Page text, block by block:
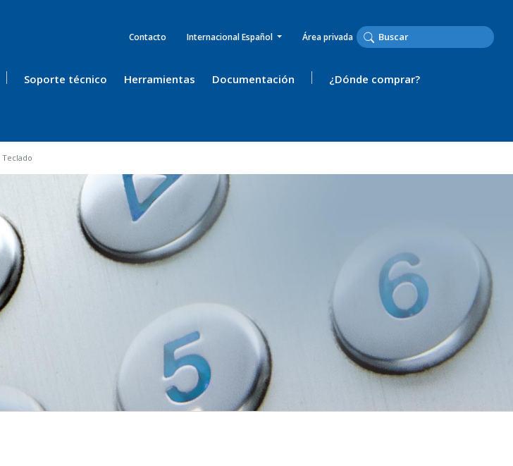
Contacto Internacional Español Área privada
Soporte técnico Herramientas Documentación ¿Dónde comprar?
Teclado